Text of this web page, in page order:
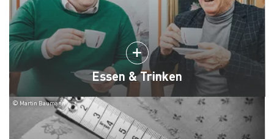
Essen & Trinken
© Martin Baumann